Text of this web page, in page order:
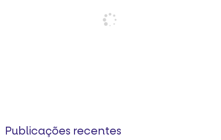
Publicações recentes